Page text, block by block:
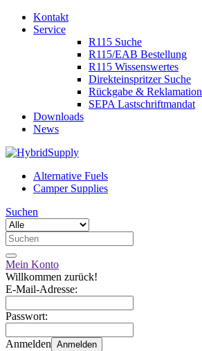
Kontakt
Service
R115 Suche
R115/EAB Bestellung
R115 Wissenswertes
Direkteinspritzer Suche
Rückgabe & Reklamation
SEPA Lastschriftmandat
Downloads
News
Alternative Fuels
Camper Supplies
Suchen
Mein Konto
Willkommen zurück!
E-Mail-Adresse:
Passwort:
Anmelden Anmelden